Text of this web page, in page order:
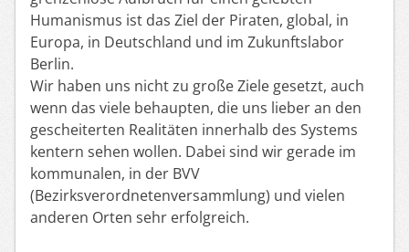
Humanismus ist das Ziel der Piraten, global, in
Europa, in Deutschland und im Zukunftslabor
Berlin.
Wir haben uns nicht zu große Ziele gesetzt, auch
wenn das viele behaupten, die uns lieber an den
gescheiterten Realitäten innerhalb des Systems
kentern sehen wollen. Dabei sind wir gerade im
kommunalen, in der BVV
(Bezirksverordnetenversammlung) und vielen
anderen Orten sehr erfolgreich.